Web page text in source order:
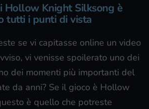
Hollow Knight Silksong è
tutti i punti di vista
se vi capitasse online un video
vi venisse spoilerato uno dei
dei momenti più importanti del
da anni? Se il gioco è Hollow
è quello che potreste